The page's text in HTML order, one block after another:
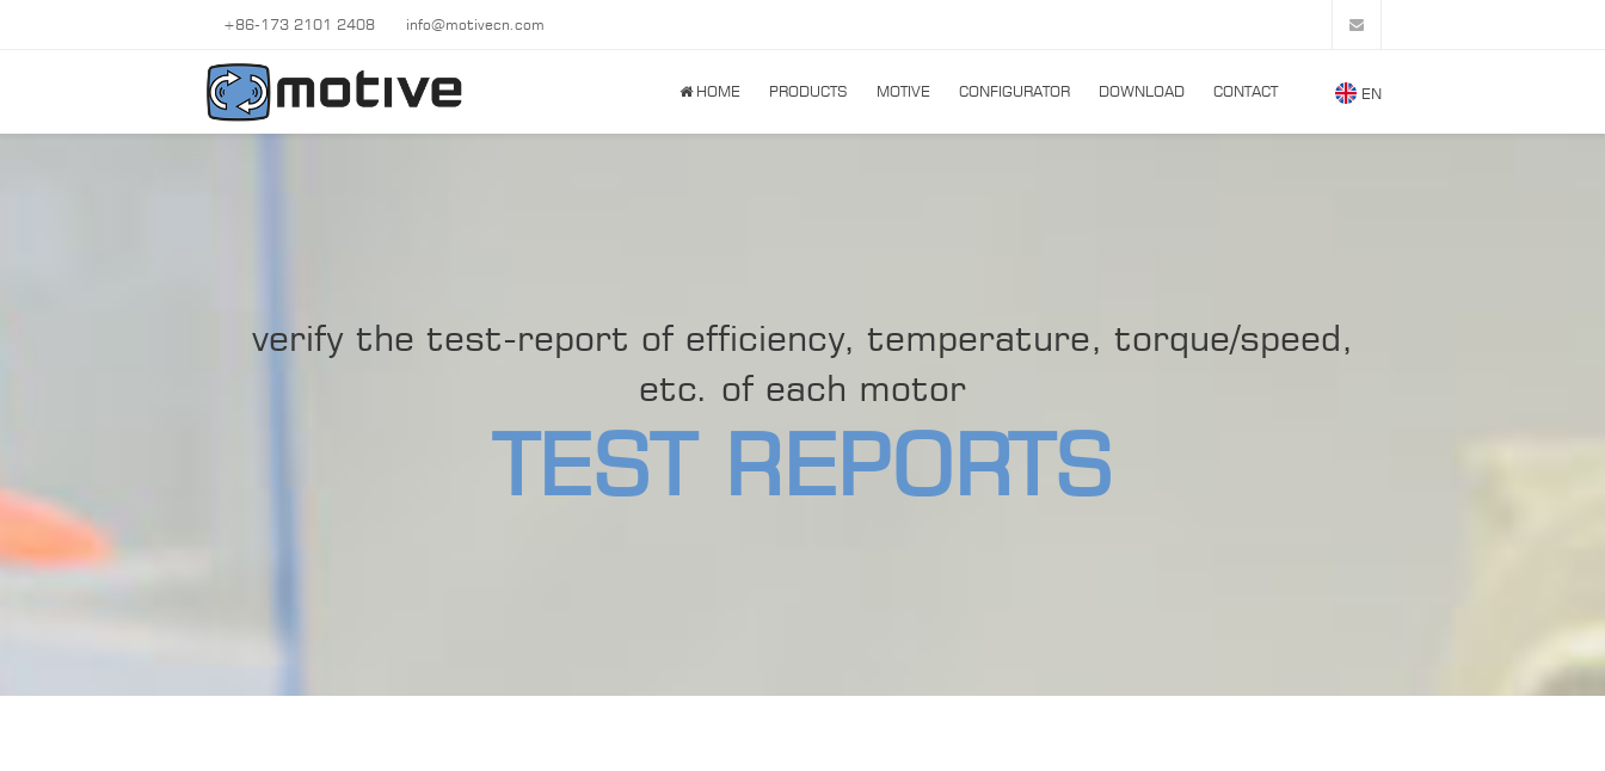
+86-173 2101 2408 info@motivecn.com
EN
HOME PRODUCTS MOTIVE CONFIGURATOR DOWNLOAD CONTACT
verify the test-report of efficiency, temperature, torque/speed,
etc. of each motor
TEST REPORTS